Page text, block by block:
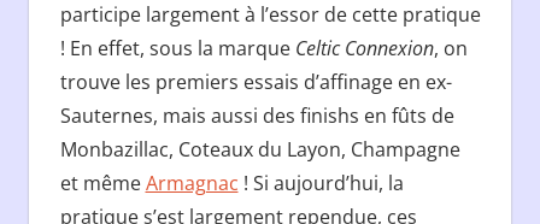
participe largement à l’essor de cette pratique
! En effet, sous la marque Celtic Connexion, on
trouve les premiers essais d’affinage en ex-
Sauternes, mais aussi des finishs en fûts de
Monbazillac, Coteaux du Layon, Champagne
et mêmeArmagnac ! Si aujourd’hui, la
pratique s’est largement rependue, ces